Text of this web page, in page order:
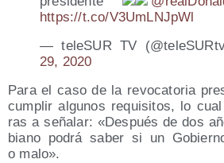
https://t.co/V3UmLNJpWl
— tele­SUR TV
29, 2020
Para el caso de la revo­ca­to­ria
cum­plir algu­nos requi­si­tos, lo
ras a seña­lar: «Des­pués de dos
biano podrá saber si un
o malo».